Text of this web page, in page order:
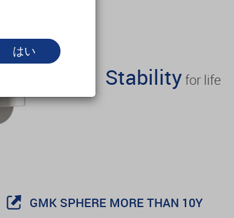
Stabilityfor life
GMK SPHERE MORE THAN 10Y
はい